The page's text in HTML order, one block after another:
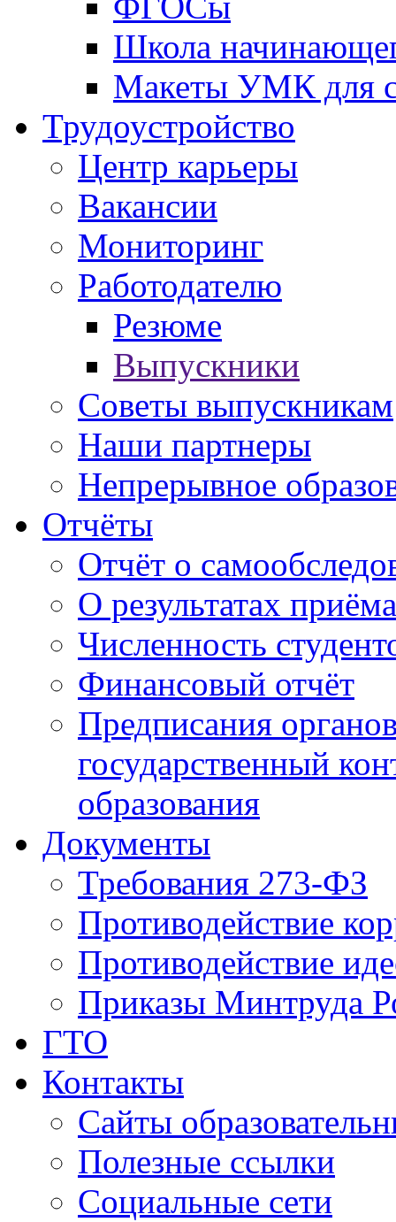
Школа
Макеты УМК для
Трудоустройство
Центр карьеры
Вакансии
Мониторинг
Работодателю
Резюме
Выпускники
Советы выпускникам
Наши партнеры
Непрерывное
Отчёты
Отчёт о
О результатах приёма
Численность
Финансовый отчёт
Предписания
государственный
образования
Документы
Требования 273-ФЗ
Противодействие
Противодействие
Приказы Минтруда
ГТО
Контакты
Сайты
Полезные ссылки
Социальные сети